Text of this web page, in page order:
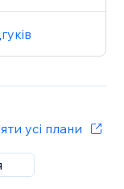
усі плани